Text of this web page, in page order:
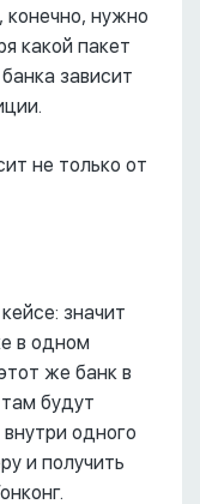
нужно
какой пакет
зависит
не только от
значит
в одном
же банк в
будут
одного
и получить